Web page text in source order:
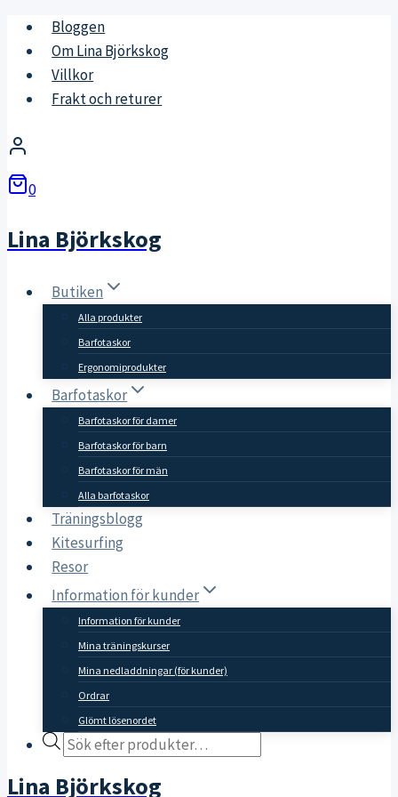
Skip
content
Bloggen
Om Lina Björkskog
Villkor
Frakt och returer
0
Lina Björkskog
Butiken
Alla produkter
Barfotaskor
Ergonomiprodukter
Barfotaskor
Barfotaskor för damer
Barfotaskor för barn
Barfotaskor för män
Alla barfotaskor
Träningsblogg
Kitesurfing
Resor
Information för kunder
Information för kunder
Mina träningskurser
Mina nedladdningar (för kunder)
Ordrar
Glömt lösenordet
Products
Lina Björkskog